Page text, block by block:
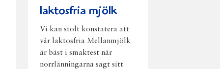
laktosfria mjölk
Vi kan stolt konstatera att
vår laktosfria Mellanmjölk
är bäst i smaktest när
norrlänningarna sagt sitt.